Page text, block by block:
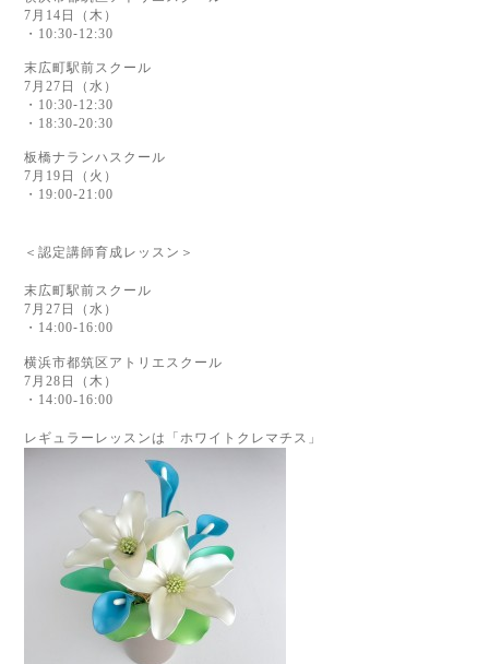
7月14日（木）
・10:30-12:30
末広町駅前スクール
7月27日（水）
・10:30-12:30
・18:30-20:30
板橋ナランハスクール
7月19日（火）
・19:00-21:00
＜認定講師育成レッスン＞
末広町駅前スクール
7月27日（水）
・14:00-16:00
横浜市都筑区アトリエスクール
7月28日（木）
・14:00-16:00
レギュラーレッスンは「ホワイトクレマチス」